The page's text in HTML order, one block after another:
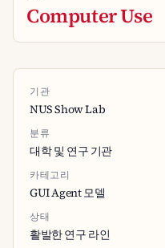
Computer Use
기관
NUS Show Lab
분류
대학 및 연구 기관
카테고리
GUI Agent 모델
상태
활발한 연구 라인